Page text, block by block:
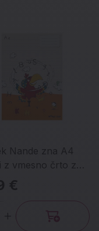
Nande zna A4
z vmesno črto z
in malimi tiskanimi
€